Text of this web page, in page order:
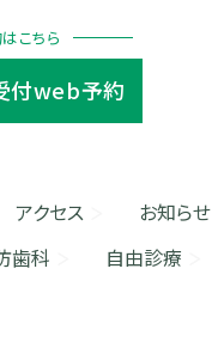
こちら
付web予約
歯科 自由診療
アクセス お知らせ